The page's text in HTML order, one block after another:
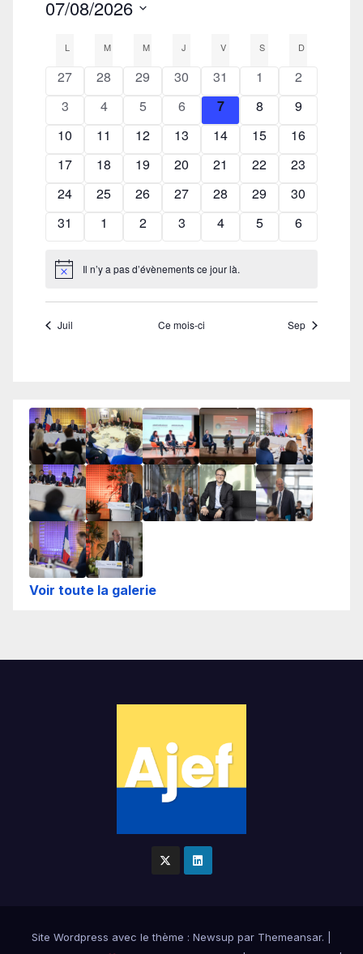
Voir toute la galerie
Site Wordpress avec le thème : Newsup par Themeansar.